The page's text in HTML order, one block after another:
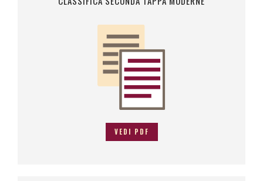
VEDI PDF